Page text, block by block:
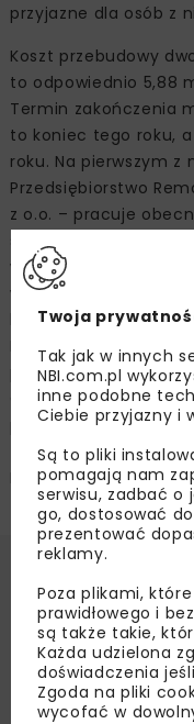
przyjazne dla osób z
Koszt przebudowy
to odpowiednio 5,88
Termin zakończenia
to koniec tego roku, a
roku. Na pierwszym z
Przedsiębiorstwo
z o.o. – pracuje
sanitarnych,
wewnątrz jak i na
w Mrzezinie, gdzie za
budowlanych będzie
Bryłka, prace ruszą
przypadkach są
Opracowanie
przebudowy
ze środków unijnych
Infrastruktura i
Źródło: PKP SA,
DWORZEC
DWORZEC
INFRASTRUKTURA
Twoja
Tak jak w innych
NBI.com.pl
inne podobne
Ciebie przyjazny i
Są to pliki
pomagają nam
serwisu, zadbać o
go, dostosować
prezentować
reklamy.
Poza plikami,
prawidłowego i
są także takie,
Każda udzielona
doświadczenia
Zgoda na pliki
wycofać w